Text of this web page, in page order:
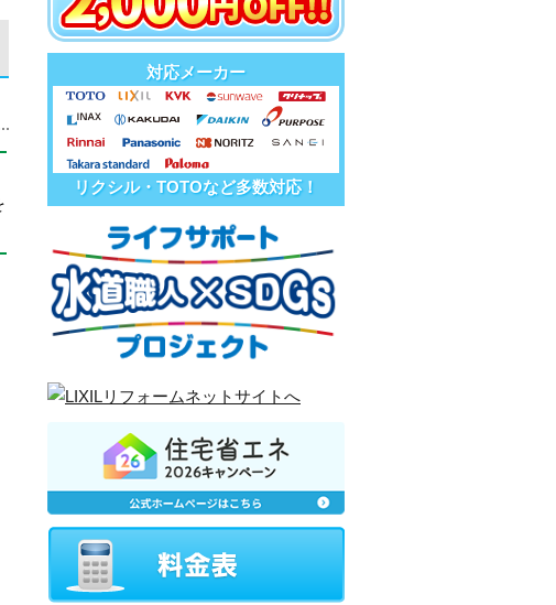
対応メーカー
リクシル・TOTOなど多数対応！